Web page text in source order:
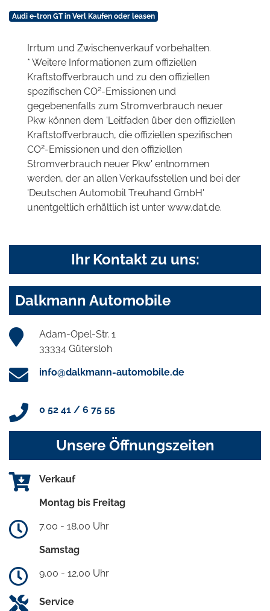
Audi e-tron GT in Verl Kaufen oder leasen
Irrtum und Zwischenverkauf vorbehalten.
* Weitere Informationen zum offiziellen
Kraftstoffverbrauch und zu den offiziellen
spezifischen CO2-Emissionen und
gegebenenfalls zum Stromverbrauch neuer
Pkw können dem 'Leitfaden über den offiziellen
Kraftstoffverbrauch, die offiziellen spezifischen
CO2-Emissionen und den offiziellen
Stromverbrauch neuer Pkw' entnommen
werden, der an allen Verkaufsstellen und bei der
'Deutschen Automobil Treuhand GmbH'
unentgeltlich erhältlich ist unter www.dat.de.
Ihr Kontakt zu uns:
Dalkmann Automobile
Adam-Opel-Str. 1
33334 Gütersloh
info@dalkmann-automobile.de
0 52 41 / 6 75 55
Unsere Öffnungszeiten
Verkauf
Montag bis Freitag
7.00 - 18.00 Uhr
Samstag
9.00 - 12.00 Uhr
Service